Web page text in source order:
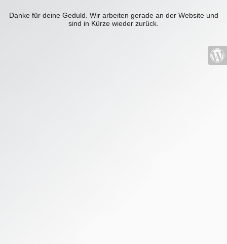
Danke für deine Geduld. Wir arbeiten gerade an der Website und
sind in Kürze wieder zurück.